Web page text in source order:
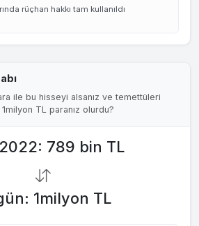
rüçhan hakkı tam kullanıldı
ile bu hisseyi alsanız ve temettüleri
TL paranız olurdu?
789 bin TL
1milyon TL